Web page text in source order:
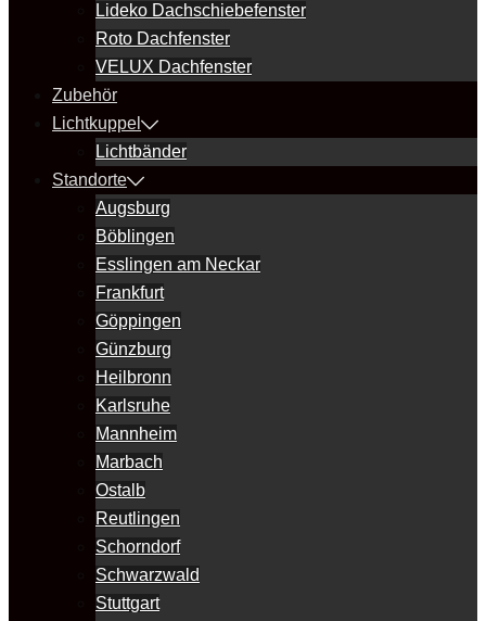
Lideko Dachschiebefenster
Roto Dachfenster
VELUX Dachfenster
Zubehör
Lichtkuppel
Lichtbänder
Standorte
Augsburg
Böblingen
Esslingen am Neckar
Frankfurt
Göppingen
Günzburg
Heilbronn
Karlsruhe
Mannheim
Marbach
Ostalb
Reutlingen
Schorndorf
Schwarzwald
Stuttgart